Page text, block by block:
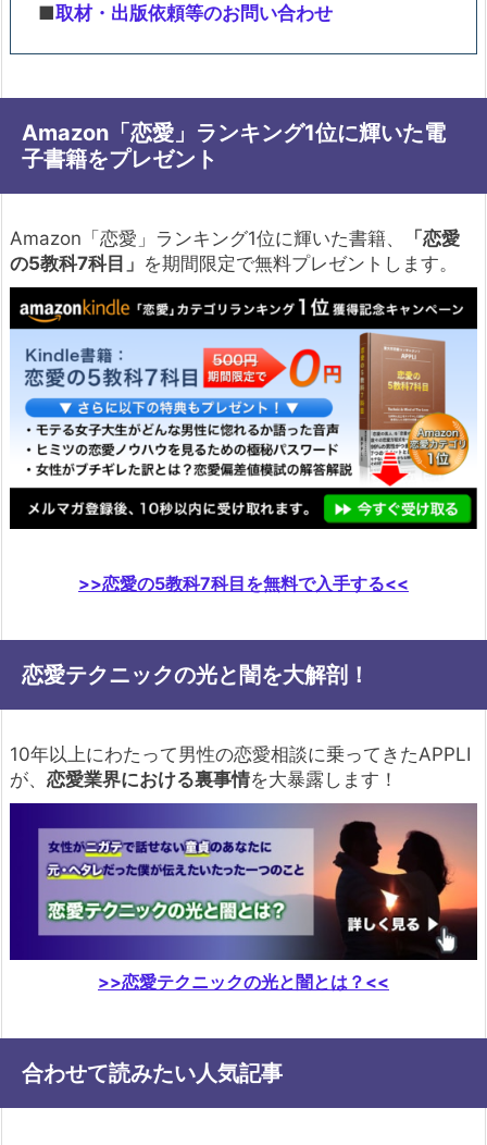
■取材・出版依頼等のお問い合わせ
Amazon「恋愛」ランキング1位に輝いた電
子書籍をプレゼント
Amazon「恋愛」ランキング1位に輝いた書籍、
「恋愛
の5教科7科目」 を期間限定で無料プレゼントします。
>>恋愛の5教科7科目を無料で入手する<<
恋愛テクニックの光と闇を大解剖！
10年以上にわたって男性の恋愛相談に乗ってきたAPPLI
が、 恋愛業界における裏事情を大暴露します！
>>恋愛テクニックの光と闇とは？<<
合わせて読みたい人気記事